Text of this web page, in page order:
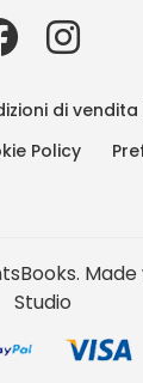
di vendita
Policy
Studio